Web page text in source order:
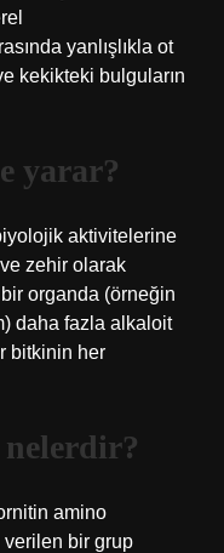
yanlışlıkla ot
kekikteki bulguların
yarar?
aktivitelerine
ve zehir olarak
organda (örneğin
daha fazla alkaloit
bitkinin her
amino
bir grup